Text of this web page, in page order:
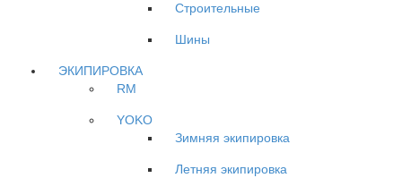
Строительные
Шины
ЭКИПИРОВКА
RM
YOKO
Зимняя экипировка
Летняя экипировка